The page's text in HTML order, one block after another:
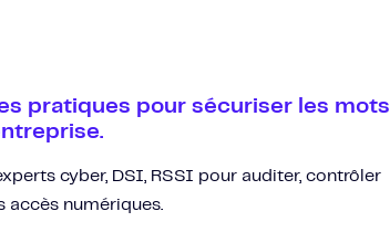
pratiques pour sécuriser les mots
cyber, DSI, RSSI pour auditer, contrôler
numériques.